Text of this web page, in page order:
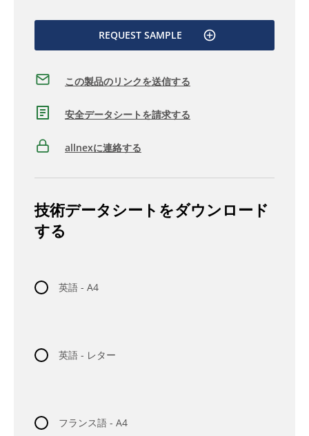
REQUEST SAMPLE
この製品のリンクを送信する
安全データシートを請求する
allnexに連絡する
技術データシートをダウンロード
する
英語 - A4
英語 - レター
フランス語 - A4